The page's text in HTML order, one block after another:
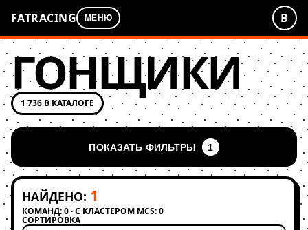
FATRACING МЕНЮ В
ГОНЩИКИ
1 736 В КАТАЛОГЕ
ПОКАЗАТЬ ФИЛЬТРЫ 1
НАЙДЕНО: 1
КОМАНД: 0 · С КЛАСТЕРОМ MCS: 0
СОРТИРОВКА
Применить сортировку